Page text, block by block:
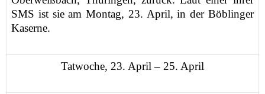
SMS ist sie am Montag, 23. April, in der Böblinger
Kaserne.
Tatwoche, 23. April – 25. April